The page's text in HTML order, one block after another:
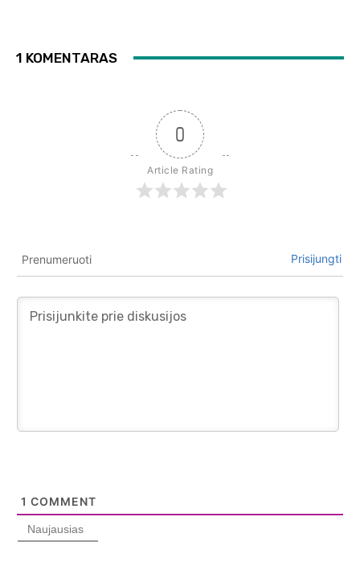
1 KOMENTARAS
0
Article Rating
Prenumeruoti Prisijungti
1 COMMENT
Naujausias